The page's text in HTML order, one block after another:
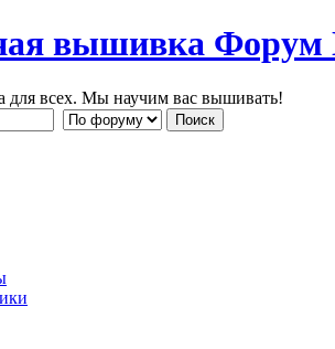
всех. Мы научим вас вышивать!